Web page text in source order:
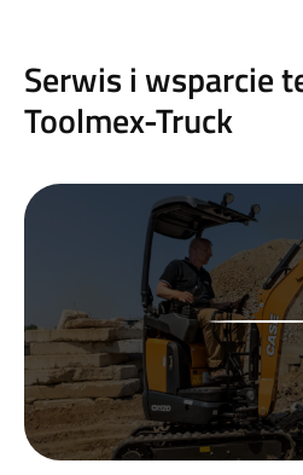
Serwis i wsparcie
Toolmex-Truck